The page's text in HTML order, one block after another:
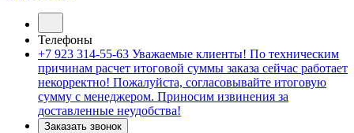
Телефоны
+7 923 314-55-63 Уважаемые клиенты! По техническим
причинам расчет итоговой суммы заказа сейчас работает
некорректно! Пожалуйста, согласовывайте итоговую
сумму с менеджером. Приносим извинения за
доставленные неудобства!
Заказать звонок